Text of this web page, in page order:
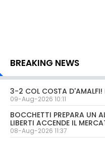
BREAKING NEWS
3-2 COL COSTA D'AMALFI!
09-Aug-2026 10:11
BOCCHETTI PREPARA UN
LIBERTI ACCENDE IL
08-Aug-2026 11:37